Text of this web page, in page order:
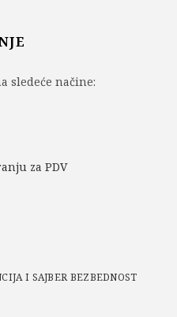
sledeće načine:
za PDV
I SAJBER BEZBEDNOST